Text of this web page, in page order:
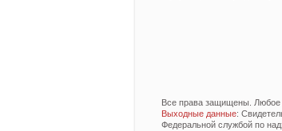
Все права защищены. Любое
Выходные данные:
Федеральной службой по